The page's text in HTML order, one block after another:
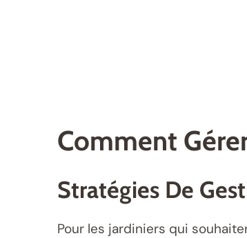
Comment
Stratégies De
Pour les jardiniers qui